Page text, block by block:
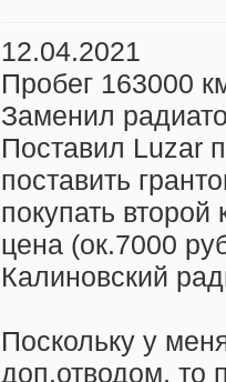
12.04.2021
Пробег 163000
Заменил
Поставил Luzar
поставить
покупать
цена (ок.7000
Калиновский
Поскольку у
доп.отводом, то